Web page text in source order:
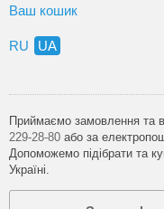
Ваш кошик
RU UA
Приймаємо замовлення та
229-28-80 або за
Допоможемо підібрати та
Україні.